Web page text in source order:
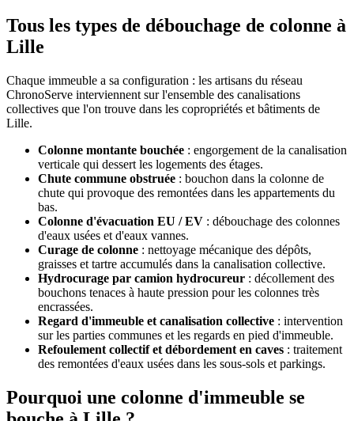
Tous les types de débouchage de colonne à
Lille
Chaque immeuble a sa configuration : les artisans du réseau
ChronoServe interviennent sur l'ensemble des canalisations
collectives que l'on trouve dans les copropriétés et bâtiments de
Lille.
Colonne montante bouchée : engorgement de la canalisation
verticale qui dessert les logements des étages.
Chute commune obstruée : bouchon dans la colonne de
chute qui provoque des remontées dans les appartements du
bas.
Colonne d'évacuation EU / EV : débouchage des colonnes
d'eaux usées et d'eaux vannes.
Curage de colonne : nettoyage mécanique des dépôts,
graisses et tartre accumulés dans la canalisation collective.
Hydrocurage par camion hydrocureur : décollement des
bouchons tenaces à haute pression pour les colonnes très
encrassées.
Regard d'immeuble et canalisation collective : intervention
sur les parties communes et les regards en pied d'immeuble.
Refoulement collectif et débordement en caves : traitement
des remontées d'eaux usées dans les sous-sols et parkings.
Pourquoi une colonne d'immeuble se